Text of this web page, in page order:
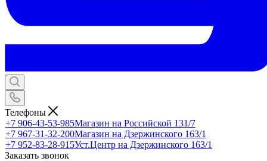
Телефоны
+7 906-43-53-985Магазин на Российской 131/7
+7 967-31-32-200Магазин на Дзержинского 163/1
+7 952-83-28-915Уст.Центр на Дзержинского 163/1
Заказать звонок